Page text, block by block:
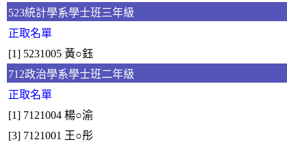
523統計學系學士班三年級
正取名單
[1] 5231005 黃○鈺
712政治學系學士班二年級
正取名單
[1] 7121004 楊○渝
[3] 7121001 王○彤